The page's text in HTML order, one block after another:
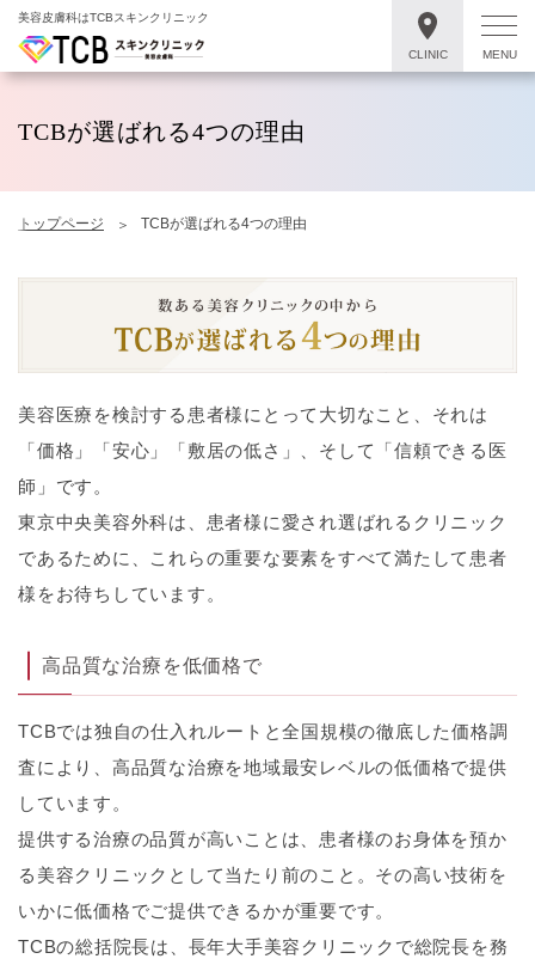
美容皮膚科はTCBスキンクリニック
TCBが選ばれる4つの理由
トップページ TCBが選ばれる4つの理由
美容医療を検討する患者様にとって大切なこと、それは
「価格」「安心」「敷居の低さ」、そして「信頼できる医
師」です。
東京中央美容外科は、患者様に愛され選ばれるクリニック
であるために、これらの重要な要素をすべて満たして患者
様をお待ちしています。
高品質な治療を低価格で
TCBでは独自の仕入れルートと全国規模の徹底した価格調
査により、高品質な治療を地域最安レベルの低価格で提供
しています。
提供する治療の品質が高いことは、患者様のお身体を預か
る美容クリニックとして当たり前のこと。その高い技術を
いかに低価格でご提供できるかが重要です。
TCBの総括院長は、長年大手美容クリニックで総院長を務
CLINIC MENU